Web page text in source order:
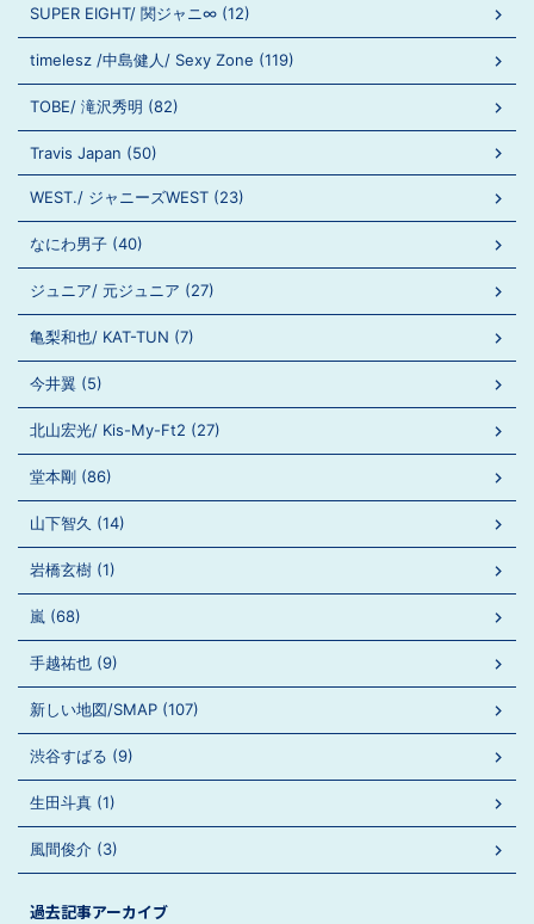
SUPER EIGHT/ 関ジャニ∞ (12)
timelesz /中島健人/ Sexy Zone (119)
TOBE/ 滝沢秀明 (82)
Travis Japan (50)
WEST./ ジャニーズWEST (23)
なにわ男子 (40)
ジュニア/ 元ジュニア (27)
亀梨和也/ KAT-TUN (7)
今井翼 (5)
北山宏光/ Kis-My-Ft2 (27)
堂本剛 (86)
山下智久 (14)
岩橋玄樹 (1)
嵐 (68)
手越祐也 (9)
新しい地図/SMAP (107)
渋谷すばる (9)
生田斗真 (1)
風間俊介 (3)
過去記事アーカイブ